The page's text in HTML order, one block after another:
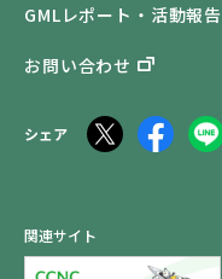
GMLレポート・活動報告
お問い合わせ
シェア
関連サイト